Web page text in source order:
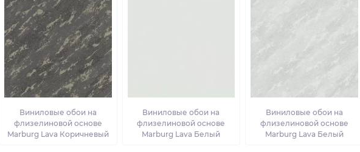
Виниловые обои на
флизелиновой основе
Marburg Lava Коричневый
Виниловые обои на
флизелиновой основе
Marburg Lava Белый
Виниловые обои на
флизелиновой основе
Marburg Lava Белый